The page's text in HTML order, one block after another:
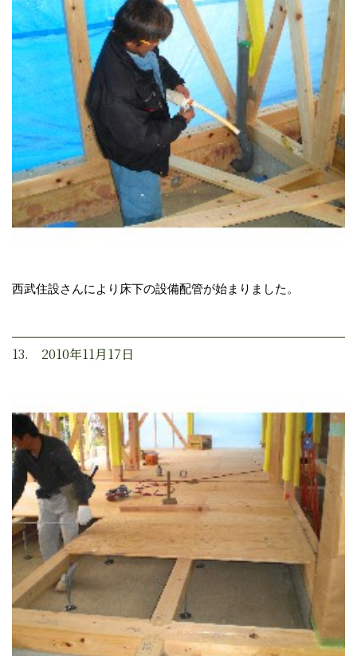
西武住設さんにより床下の設備配管が始まりました。
13. 2010年11月17日